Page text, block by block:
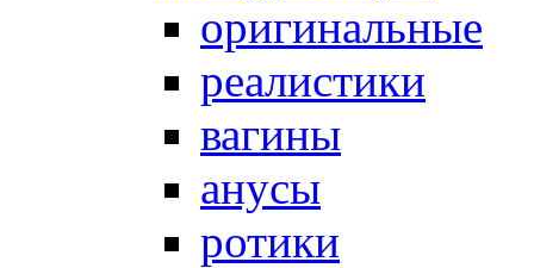
оригинальные
реалистики
вагины
анусы
ротики